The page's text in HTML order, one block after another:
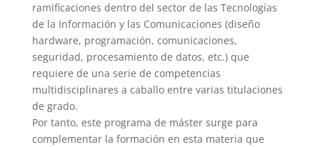
ramificaciones dentro del sector de las Tecnologías
de la Información y las Comunicaciones (diseño
hardware, programación, comunicaciones,
seguridad, procesamiento de datos, etc.) que
requiere de una serie de competencias
multidisciplinares a caballo entre varias titulaciones
de grado.
Por tanto, este programa de máster surge para
complementar la formación en esta materia que